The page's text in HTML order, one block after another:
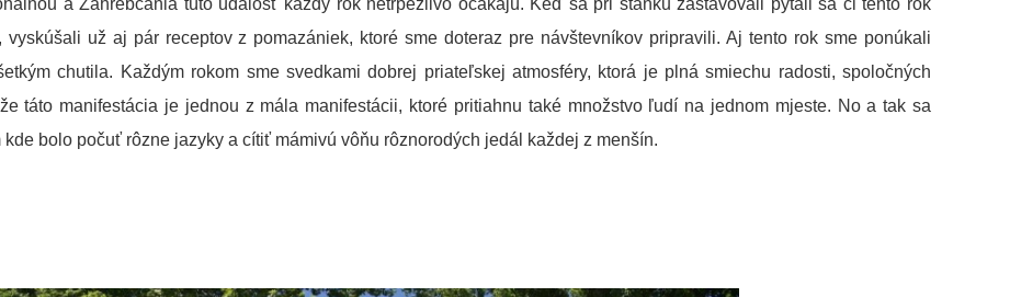
už aj pár receptov z pomazániek, ktoré sme doteraz pre návštevníkov pripravili. Aj tento rok sme ponúkali
chutila. Každým rokom sme svedkami dobrej priateľskej atmosféry, ktorá je plná smiechu radosti, spoločných
táto manifestácia je jednou z mála manifestácii, ktoré pritiahnu také množstvo ľudí na jednom mjeste. No a tak sa
bolo počuť rôzne jazyky a cítiť mámivú vôňu rôznorodých jedál každej z menšín.